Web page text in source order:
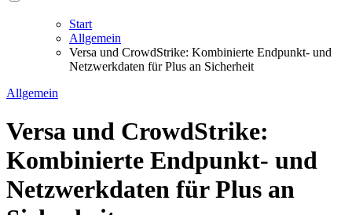
Start
Allgemein
Versa und CrowdStrike: Kombinierte Endpunkt- und
Netzwerkdaten für Plus an Sicherheit
Allgemein
Versa und CrowdStrike:
Kombinierte Endpunkt- und
Netzwerkdaten für Plus an